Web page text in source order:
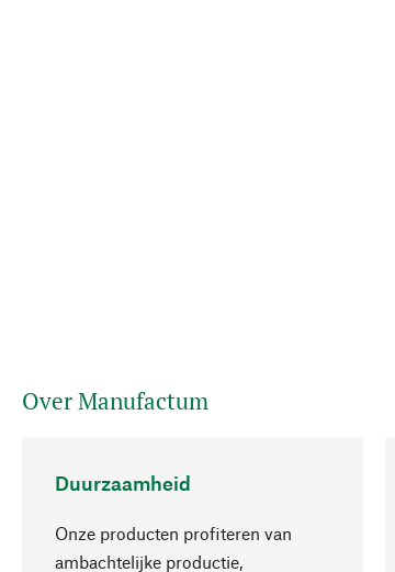
Over Manufactum
Duurzaamheid
Onze producten profiteren van
ambachtelijke productie,